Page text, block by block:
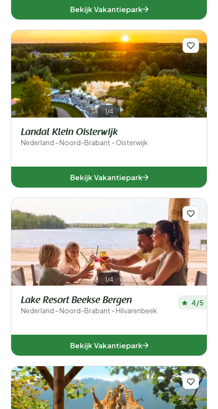
Bekijk Vakantiepark
1/4
Landal Klein Oisterwijk
Nederland - Noord-Brabant - Oisterwijk
Bekijk Vakantiepark
1/4
Lake Resort Beekse Bergen
Nederland - Noord-Brabant - Hilvarenbeek
4/5
Bekijk Vakantiepark